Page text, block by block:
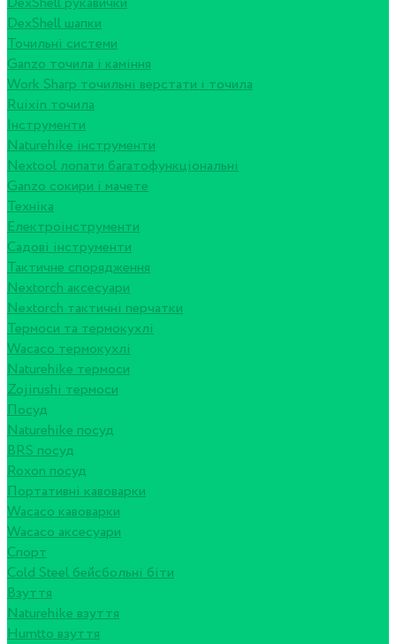
DexShell шапки
Точильні системи
Ganzo точила і каміння
Work Sharp точильні верстати і точила
Ruixin точила
Інструменти
Naturehike інструменти
Nextool лопати багатофункціональні
Ganzo сокири і мачете
Техніка
Електроінструменти
Садові інструменти
Тактичне спорядження
Nextorch аксесуари
Nextorch тактичні перчатки
Термоси та термокухлі
Wacaco термокухлі
Naturehike термоси
Zojirushi термоси
Посуд
Naturehike посуд
BRS посуд
Roxon посуд
Портативні кавоварки
Wacaco кавоварки
Wacaco аксесуари
Спорт
Cold Steel бейсбольні біти
Взуття
Naturehike взуття
Humtto взуття